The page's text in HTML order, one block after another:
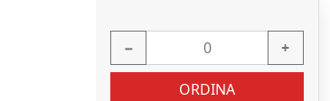
− +
ORDINA